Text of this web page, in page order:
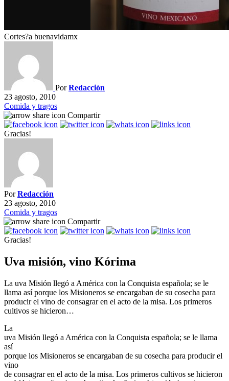
Cortes?a buenavidamx
PorRedacción
23 agosto, 2010
Comida y tragos
Compartir
Gracias!
PorRedacción
23 agosto, 2010
Comida y tragos
Compartir
Gracias!
Uva misión, vino Kórima
La uva Misión llegó a América con la Conquista española; se le
llama así porque los Misioneros se encargaban de su cosecha para
producir el vino de consagrar en el acto de la misa. Los primeros
cultivos se hicieron…
La
uva Misión llegó a América con la Conquista española; se le llama
así
porque los Misioneros se encargaban de su cosecha para producir el
vino
de consagrar en el acto de la misa. Los primeros cultivos se hicieron